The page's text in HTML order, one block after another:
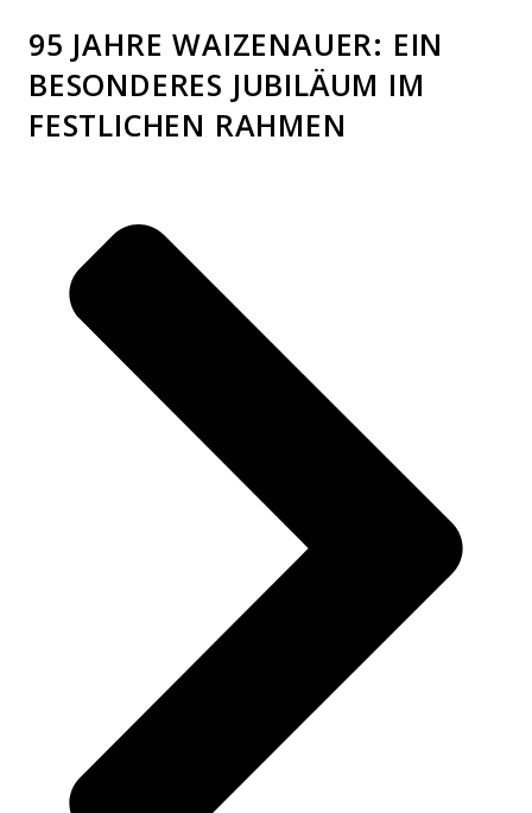
95 JAHRE WAIZENAUER: EIN
BESONDERES JUBILÄUM IM
FESTLICHEN RAHMEN